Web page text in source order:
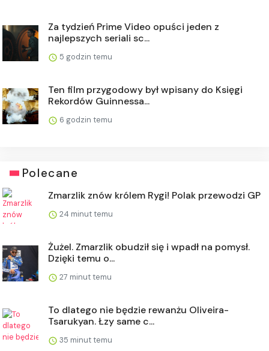
Za tydzień Prime Video opuści jeden z
najlepszych seriali sc...
5 godzin temu
Ten film przygodowy był wpisany do Księgi
Rekordów Guinnessa...
6 godzin temu
Polecane
Zmarzlik znów królem Rygi! Polak przewodzi GP
24 minut temu
Żużel. Zmarzlik obudził się i wpadł na pomysł.
Dzięki temu o...
27 minut temu
To dlatego nie będzie rewanżu Oliveira-
Tsarukyan. Łzy same c...
35 minut temu